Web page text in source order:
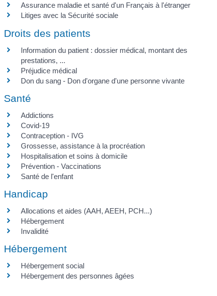
Assurance maladie et santé d'un Français à l'étranger
Litiges avec la Sécurité sociale
Droits des patients
Information du patient : dossier médical, montant des
prestations, ...
Préjudice médical
Don du sang - Don d'organe d'une personne vivante
Santé
Addictions
Covid-19
Contraception - IVG
Grossesse, assistance à la procréation
Hospitalisation et soins à domicile
Prévention - Vaccinations
Santé de l'enfant
Handicap
Allocations et aides (AAH, AEEH, PCH...)
Hébergement
Invalidité
Hébergement
Hébergement social
Hébergement des personnes âgées